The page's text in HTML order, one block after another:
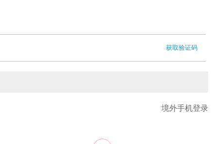
获取验证码
境外手机登录